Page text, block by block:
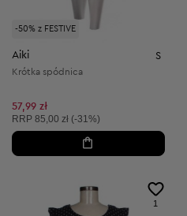
-50% z FESTIVE
Aiki S
Krótka spódnica
57,99 zł
Cena sugerowana:
RRP 85,00 zł (-31%)
1